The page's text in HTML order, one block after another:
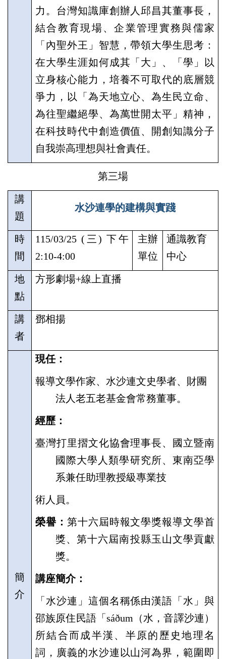
力。台灣知識庫創辦人邱昌其董事長，
結合教育現場、企業管理實務與儒家
「內聖外王」智慧，帶領大學生思考：
在大學生涯如何成其「大」、「學」以
立身核心能力，培養不可取代的底層競
爭力，以「為天地立心、為生民立命、
為往聖繼絕學、為萬世開太平」精神，
在科技時代中創造價值、開創知識分子
自我崇高理想與社會責任。
第三場
講
題
水沙連學的建構與實踐
時
間
115/03/25 ( 三)下午
2:10-4:00
主辦
單位
通識教育
中心
地
點
方形劇場+線上直播
講
者
鄧相揚
簡
介
現任：
報導文學作家、水沙連文史學者、財團
法人老五老基金會常務董事。
經歷：
臺灣打里摺文化協會理事長、國立暨南
國際大學人類學研究所、東南亞學
系兼任助理教授級專業技
術人員。
榮譽： 第十六屆時報文學獎報導文學首
獎、第十六屆南投縣玉山文學貢獻
獎。
講座簡介：
「水沙連」這個名稱係由漢語「水」與
邵族原住民語「 sáðum （水，音譯沙連）
所結合而成半漢、半原的歷史地理名
詞，廣義的水沙連以山河為界，範圍即